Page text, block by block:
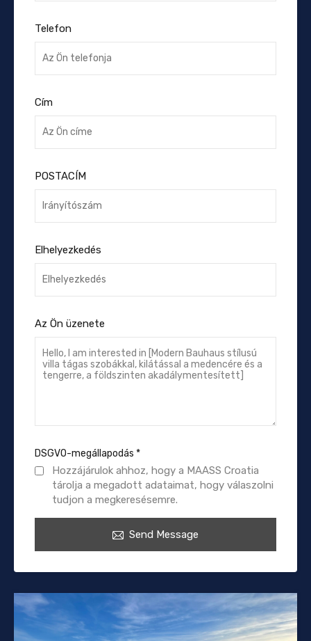
Telefon
Cím
POSTACÍM
Elhelyezkedés
Az Ön üzenete
DSGVO-megállapodás *
Hozzájárulok ahhoz, hogy a MAASS Croatia
tárolja a megadott adataimat, hogy válaszolni
tudjon a megkeresésemre.
Send Message